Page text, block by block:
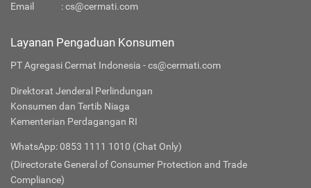
Email
:cs@cermati.com
Layanan Pengaduan Konsumen
PT Agregasi Cermat Indonesia - cs@cermati.com
Direktorat Jenderal Perlindungan
Konsumen dan Tertib Niaga
Kementerian Perdagangan RI
WhatsApp: 0853 1111 1010 (Chat Only)
(Directorate General of Consumer Protection and Trade
Compliance)